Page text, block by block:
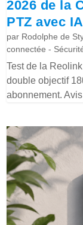
2026 de la
PTZ avec
par Rodolphe de
connectée -
Test de la
double objectif
abonnement.